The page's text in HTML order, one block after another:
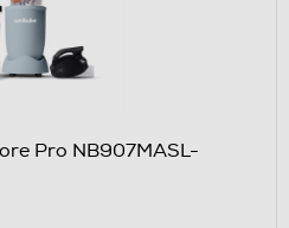
Pro NB907MASL-